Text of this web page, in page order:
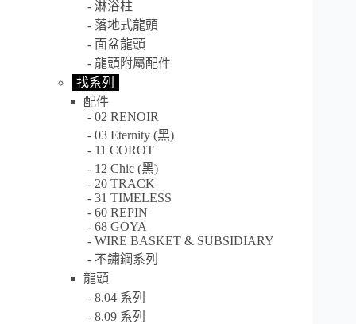
淋浴柱
落地式龍頭
面盆龍頭
龍頭附屬配件
找系列
配件
02 RENOIR
03 Eternity (黑)
11 COROT
12 Chic (黑)
20 TRACK
31 TIMELESS
60 REPIN
68 GOYA
WIRE BASKET & SUBSIDIARY
不鏽鋼系列
龍頭
8.04 系列
8.09 系列